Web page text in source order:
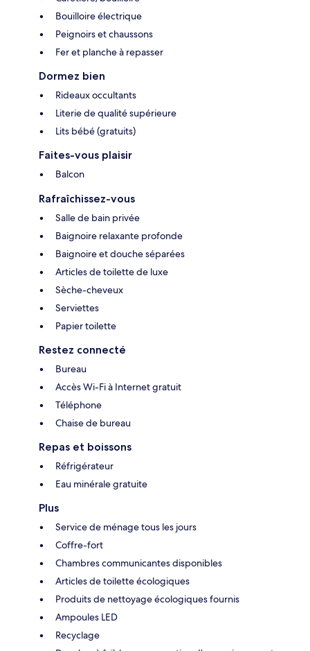
Bouilloire électrique
Peignoirs et chaussons
Fer et planche à repasser
Dormez bien
Rideaux occultants
Literie de qualité supérieure
Lits bébé (gratuits)
Faites-vous plaisir
Balcon
Rafraîchissez-vous
Salle de bain privée
Baignoire relaxante profonde
Baignoire et douche séparées
Articles de toilette de luxe
Sèche-cheveux
Serviettes
Papier toilette
Restez connecté
Bureau
Accès Wi-Fi à Internet gratuit
Téléphone
Chaise de bureau
Repas et boissons
Réfrigérateur
Eau minérale gratuite
Plus
Service de ménage tous les jours
Coffre-fort
Chambres communicantes disponibles
Articles de toilette écologiques
Produits de nettoyage écologiques fournis
Ampoules LED
Recyclage